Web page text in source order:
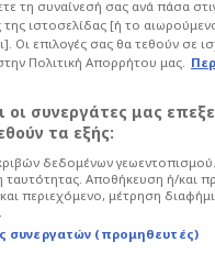
όχι ο
Super League
λάθος και οι
τόπου και
πρόσωπο
μπορεί να
τη συναίνεσή σας ανά πάσα
ιστοσελίδας [ή το
Οι επιλογές σας θα τεθούν σε
Πολιτική Απορρήτου μας.
οι συνεργάτες μας
τα εξής:
δεδομένων
ταυτότητας. Αποθήκευση ή/και
περιεχόμενο, μέτρηση
συνεργατών (προμηθευτές)